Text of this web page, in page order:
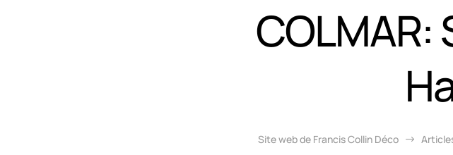
COLMAR:
Site web de Francis Collin Déco $